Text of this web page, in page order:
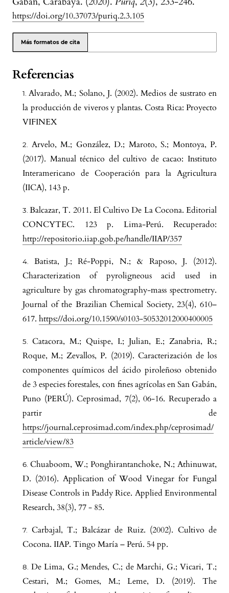
https://doi.org/10.37073/puriq.2.3.105
Más formatos de cita
Referencias
Alvarado, M.; Solano, J. (2002). Medios de sustrato en
la producción de viveros y plantas. Costa Rica: Proyecto
VIFINEX
Arvelo, M.; González, D.; Maroto, S.; Montoya, P.
(2017). Manual técnico del cultivo de cacao: Instituto
Interamericano de Cooperación para la Agricultura
(IICA), 143 p.
Balcazar, T. 2011. El Cultivo De La Cocona. Editorial
CONCYTEC. 123 p. Lima-Perú. Recuperado:
http://repositorio.iiap.gob.pe/handle/IIAP/357
Batista, J.; Ré-Poppi, N.; & Raposo, J. (2012).
Characterization of pyroligneous acid used in
agriculture by gas chromatography-mass spectrometry.
Journal of the Brazilian Chemical Society, 23(4), 610–
617. https://doi.org/10.1590/s0103-50532012000400005
Catacora, M.; Quispe, I.; Julian, E.; Zanabria, R.;
Roque, M.; Zevallos, P. (2019). Caracterización de los
componentes químicos del ácido piroleñoso obtenido
de 3 especies forestales, con fines agrícolas en San Gabán,
Puno (PERÚ). Ceprosimad, 7(2), 06-16. Recuperado a
partir de
https://journal.ceprosimad.com/index.php/ceprosimad/
article/view/83
Chuaboom, W.; Ponghirantanchoke, N.; Athinuwat,
D. (2016). Application of Wood Vinegar for Fungal
Disease Controls in Paddy Rice. Applied Environmental
Research, 38(3), 77 - 85.
Carbajal, T.; Balcázar de Ruiz. (2002). Cultivo de
Cocona. IIAP. Tingo María – Perú. 54 pp.
De Lima, G.; Mendes, C.; de Marchi, G.; Vicari, T.;
Cestari, M.; Gomes, M.; Leme, D. (2019). The